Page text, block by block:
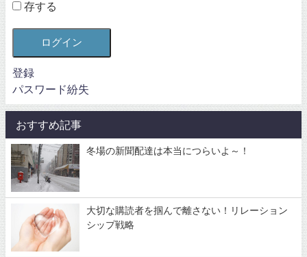
存する
ログイン
登録
パスワード紛失
おすすめ記事
冬場の新聞配達は本当につらいよ～！
大切な購読者を掴んで離さない！リレーション
シップ戦略